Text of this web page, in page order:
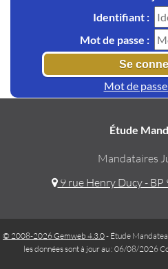
Identifiant :
Mot de passe :
Mot de
Étude
Mandataires
9 rue Henry Ducy - BP
© 2008-2026 Gemweb 4.3.0- Étude
les données sont à jour au : 06/08/2026